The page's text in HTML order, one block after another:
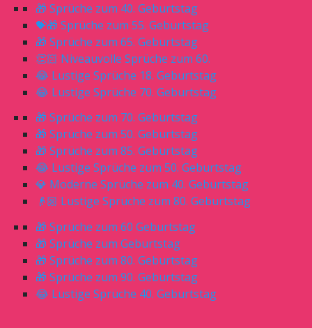
🎁 Sprüche zum 40. Geburtstag
💝🎁 Sprüche zum 55. Geburtstag
🎁 Sprüche zum 65. Geburtstag
👏🏻 Niveauvolle Sprüche zum 60.
😂 Lustige Sprüche 18. Geburtstag
😂 Lustige Sprüche 70. Geburtstag
🎁 Sprüche zum 70. Geburtstag
🎁 Sprüche zum 50. Geburtstag
🎁 Sprüche zum 85. Geburtstag
😂 Lustige Sprüche zum 50. Geburtstag
💎 Moderne Sprüche zum 40. Geburtstag
👴🏼 Lustige Sprüche zum 80. Geburtstag
🎁 Sprüche zum 60 Geburtstag
🎁 Sprüche zum Geburtstag
🎁 Sprüche zum 80. Geburtstag
🎁 Sprüche zum 90. Geburtstag
😂 Lustige Sprüche 40. Geburtstag